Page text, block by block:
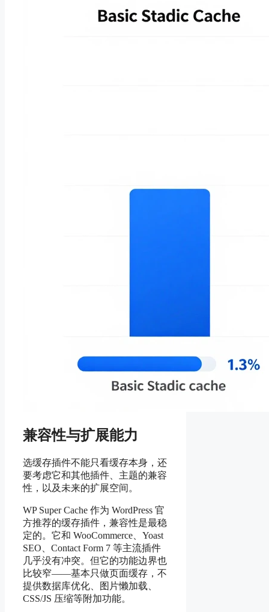
兼容性与扩展能力
选缓存插件不能只看缓存本身，还
要考虑它和其他插件、主题的兼容
性，以及未来的扩展空间。
WP Super Cache 作为 WordPress 官
方推荐的缓存插件，兼容性是最稳
定的。它和 WooCommerce、Yoast
SEO、Contact Form 7 等主流插件
几乎没有冲突。但它的功能边界也
比较窄——基本只做页面缓存，不
提供数据库优化、图片懒加载、
CSS/JS 压缩等附加功能。